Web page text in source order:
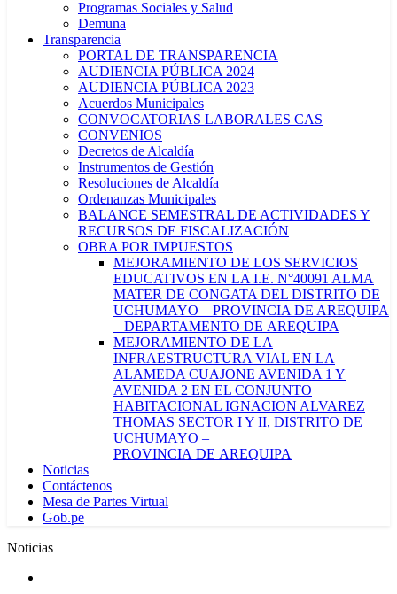
Programas Sociales y Salud
Demuna
Transparencia
PORTAL DE TRANSPARENCIA
AUDIENCIA PÚBLICA 2024
AUDIENCIA PÚBLICA 2023
Acuerdos Municipales
CONVOCATORIAS LABORALES CAS
CONVENIOS
Decretos de Alcaldía
Instrumentos de Gestión
Resoluciones de Alcaldía
Ordenanzas Municipales
BALANCE SEMESTRAL DE ACTIVIDADES Y
RECURSOS DE FISCALIZACIÓN
OBRA POR IMPUESTOS
MEJORAMIENTO DE LOS SERVICIOS
EDUCATIVOS EN LA I.E. N°40091 ALMA
MATER DE CONGATA DEL DISTRITO DE
UCHUMAYO – PROVINCIA DE AREQUIPA
– DEPARTAMENTO DE AREQUIPA
MEJORAMIENTO DE LA
INFRAESTRUCTURA VIAL EN LA
ALAMEDA CUAJONE AVENIDA 1 Y
AVENIDA 2 EN EL CONJUNTO
HABITACIONAL IGNACION ALVAREZ
THOMAS SECTOR I Y II, DISTRITO DE
UCHUMAYO –
PROVINCIA DE AREQUIPA
Noticias
Contáctenos
Mesa de Partes Virtual
Gob.pe
Noticias